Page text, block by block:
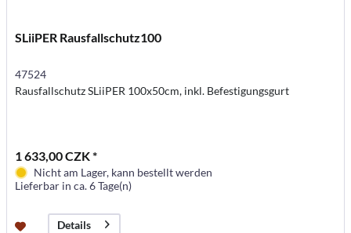
SLiiPER Rausfallschutz100
47524
Rausfallschutz SLiiPER 100x50cm, inkl. Befestigungsgurt
1 633,00 CZK *
Nicht am Lager, kann bestellt werden
Lieferbar in ca. 6 Tage(n)
Details